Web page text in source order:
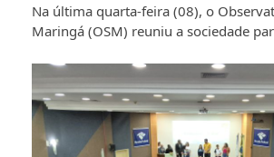
Na última quarta-feira (08), o
Maringá (OSM) reuniu a sociedade